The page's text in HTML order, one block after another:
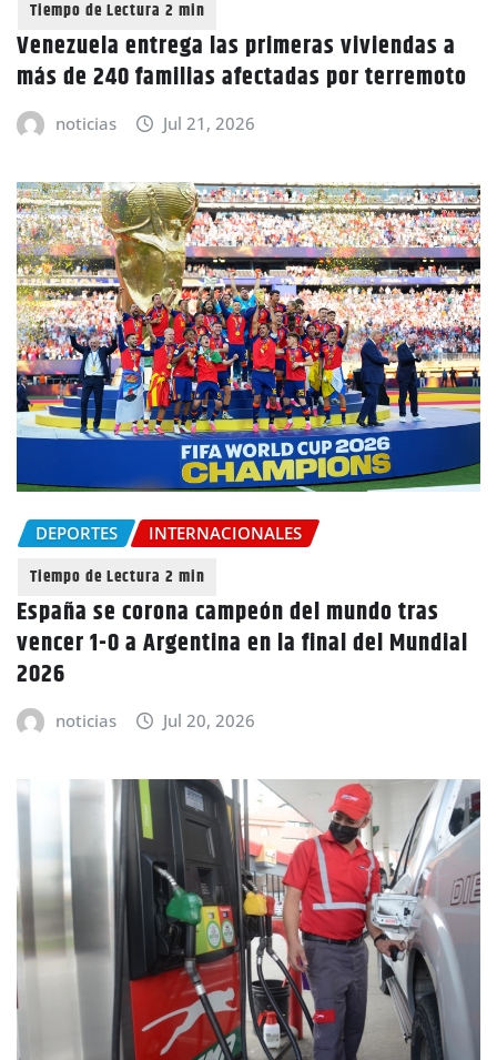
Venezuela entrega las primeras viviendas a
más de 240 familias afectadas por terremoto
noticias Jul 21, 2026
DEPORTES INTERNACIONALES
España se corona campeón del mundo tras
vencer 1-0 a Argentina en la final del Mundial
2026
noticias Jul 20, 2026